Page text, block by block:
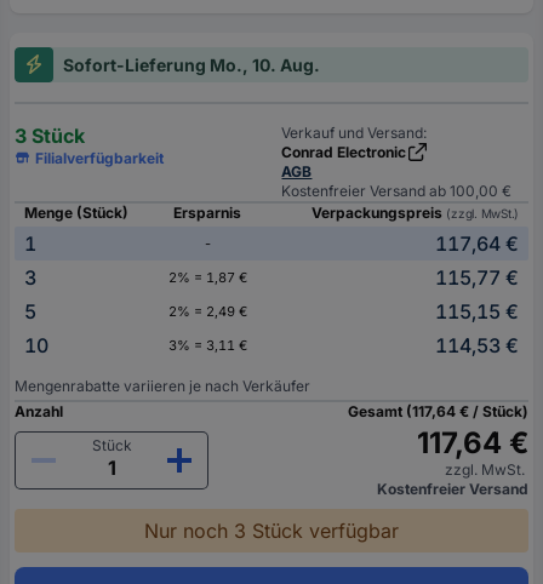
Sofort-Lieferung Mo., 10. Aug.
3 Stück
Filialverfügbarkeit
Verkauf und Versand:
Conrad Electronic
AGB
Kostenfreier Versand ab 100,00 €
Menge (Stück)
Ersparnis Verpackungspreis (zzgl. MwSt.)
1 -
117,64 €
3
2% = 1,87 €
115,77 €
5
2% = 2,49 €
115,15 €
10
3% = 3,11 € 114,53 €
Mengenrabatte variieren je nach Verkäufer
Anzahl
Stück
Gesamt (117,64 € / Stück)
117,64 €
zzgl. MwSt.
Kostenfreier Versand
Nur noch 3 Stück verfügbar